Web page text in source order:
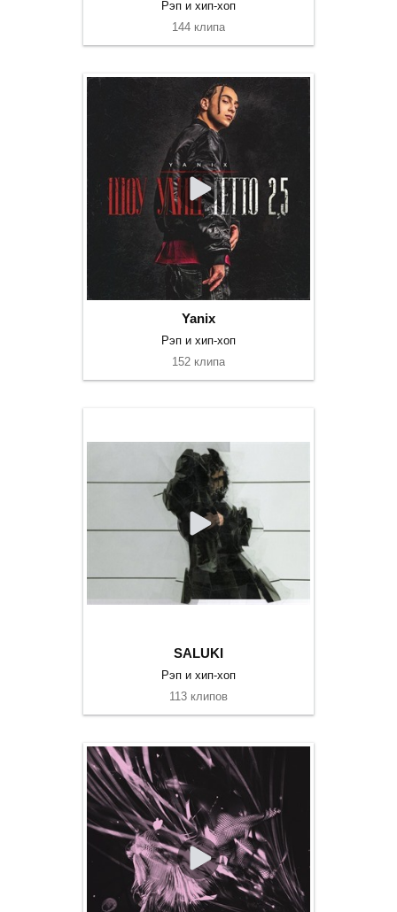
Рэп и хип-хоп
144 клипа
Yanix
Рэп и хип-хоп
152 клипа
SALUKI
Рэп и хип-хоп
113 клипов